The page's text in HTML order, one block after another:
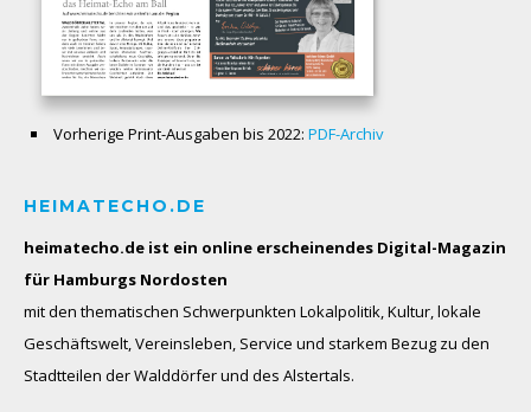
Vorherige Print-Ausgaben bis 2022: PDF-Archiv
HEIMATECHO.DE
heimatecho.de ist ein online erscheinendes Digital-Magazin
für Hamburgs Nordosten
mit den thematischen Schwerpunkten Lokalpolitik, Kultur, lokale
Geschäftswelt, Vereinsleben, Service und starkem Bezug zu den
Stadtteilen der Walddörfer und des Alstertals.